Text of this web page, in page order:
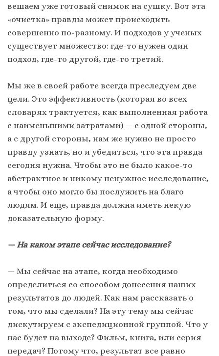
вешаем уже готовый снимок на сушку. Вот эта
«очистка» правды может происходить
совершенно по-разному. И подходов у ученых
существует множество: где-то нужен один
подход, где-то другой, где-то третий.
Мы же в своей работе всегда преследуем две
цели. Это эффективность (которая во всех
словарях трактуется, как выполненная работа
с наименьшими затратами) — с одной стороны,
а с другой стороны, нам же нужно не просто
правду узнать, но и убедиться, что эта правда
сегодня нужна. Чтобы это не было какое-то
абстрактное и никому ненужное исследование,
а чтобы оно могло бы послужить на благо
людям. И еще, правда должна иметь некую
доказательную форму.
— На каком этапе сейчас исследование?
— Мы сейчас на этапе, когда необходимо
определиться со способом донесения наших
результатов до людей. Как нам рассказать о
том, что мы сделали? На эту тему мы сейчас
дискутируем с экспедиционной группой. Что у
нас будет на выходе? Фильм, книга, или серия
передач? Потому что, результат все равно